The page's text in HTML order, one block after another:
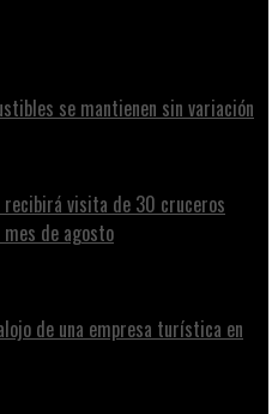
se mantienen sin variación
visita de 30 cruceros
de agosto
de una empresa turística en